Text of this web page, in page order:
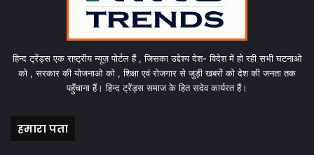
हिन्द ट्रेंड्स एक राष्ट्रीय न्यूज़ पोर्टल हैं , जिसका उद्देश्य देश- विदेश में हो रही सभी घटनाओ
को , सरकार की योजनाओ को , शिक्षा एवं रोजगार से जुड़ी खबरों को देश की जनता तक
पहुँचाना हैं। हिन्द ट्रेंड्स समाज के हित सदेव कार्यरत हैं।
हमारा पता